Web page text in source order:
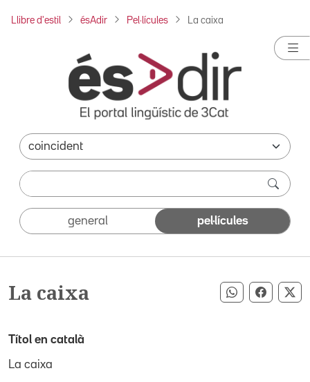
Llibre d'estil ésAdir Pel·lícules La caixa
general pel·lícules
La caixa Compartir
Títol en català
La caixa